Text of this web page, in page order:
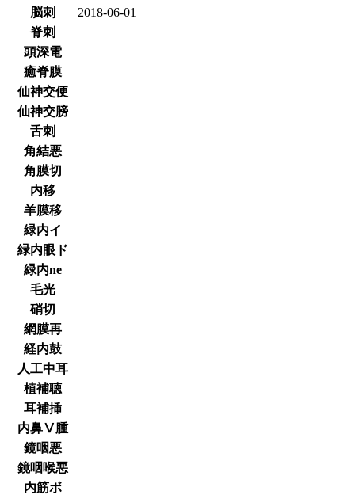
脳刺
2018-06-01
脊刺
頭深電
癒脊膜
仙神交便
仙神交膀
舌刺
角結悪
角膜切
内移
羊膜移
緑内イ
緑内眼ド
緑内ne
毛光
硝切
網膜再
経内鼓
人工中耳
植補聴
耳補挿
内鼻Ⅴ腫
鏡咽悪
鏡咽喉悪
内筋ボ